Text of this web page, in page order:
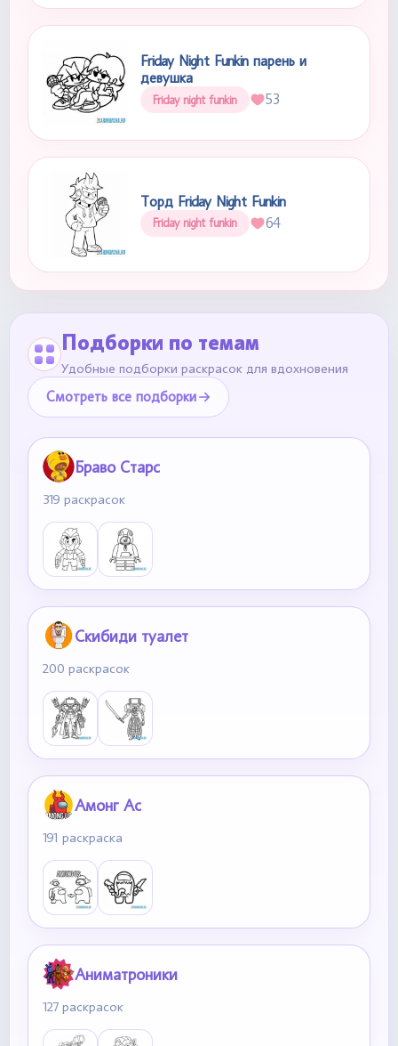
Friday Night Funkin парень и
девушка
Friday night funkin 53
Торд Friday Night Funkin
Friday night funkin 64
Подборки по темам
Удобные подборки раскрасок для вдохновения
Смотреть все подборки
Браво Старс
319 раскрасок
Скибиди туалет
200 раскрасок
Амонг Ас
191 раскраска
Аниматроники
127 раскрасок